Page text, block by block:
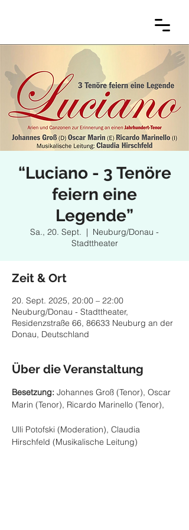
“Luciano - 3 Tenöre
feiern eine
Legende”
Sa., 20. Sept.
  |
Neuburg/Donau -
Stadttheater
Zeit & Ort
20. Sept. 2025, 20:00 – 22:00
Neuburg/Donau - Stadttheater,
Residenzstraße 66, 86633 Neuburg an der
Donau, Deutschland
Über die Veranstaltung
Besetzung: Johannes Groß (Tenor), Oscar
Marin (Tenor), Ricardo Marinello (Tenor),
Ulli Potofski (Moderation), Claudia
Hirschfeld (Musikalische Leitung)